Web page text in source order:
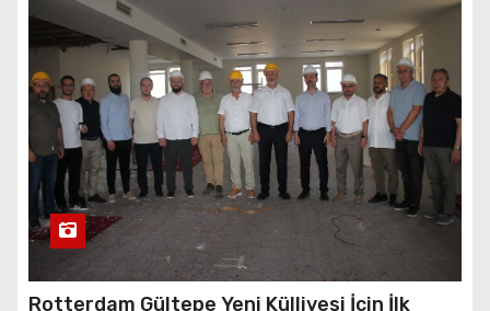
Rotterdam Gültepe Yeni Külliyesi İçin İlk